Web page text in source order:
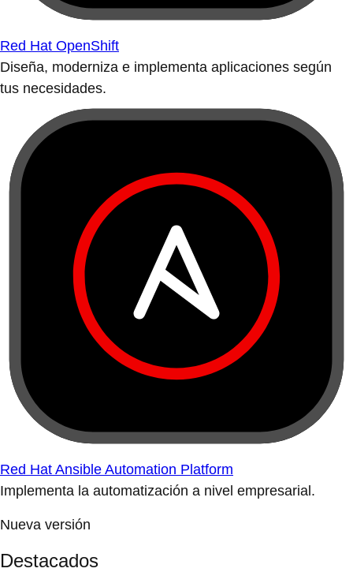
Red Hat OpenShift
Diseña, moderniza e implementa aplicaciones según
tus necesidades.
Red Hat Ansible Automation Platform
Implementa la automatización a nivel empresarial.
Nueva versión
Destacados